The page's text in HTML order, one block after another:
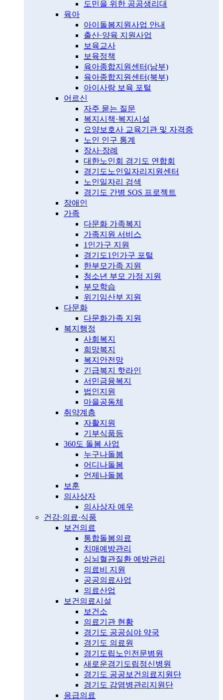
도민을 위한 공공생리대
육아
아이돌봄지원사업 안내
출산·양육 지원사업
보육교사
보육정책
육아종합지원센터(남부)
육아종합지원센터(북부)
아이사랑 보육 포털
어르신
자주 묻는 질문
복지시책·복지시설
요양보호사 교육기관 및 자격증
노인 인구 통계
장사·장례
대한노인회 경기도 연합회
경기도노인일자리지원센터
노인일자리 검색
경기도 간병 SOS 프로젝트
장애인
가족
다문화 가족복지
가족지원 서비스
1인가구 지원
경기도1인가구 포털
한부모가족 지원
청소년 부모 가정 지원
부모학습
위기임산부 지원
다문화
다문화가족 지원
복지행정
사회복지
희망복지
복지안전망
긴급복지 핫라인
서민금융복지
법인지원
마을공동체
취약계층
자활지원
기부식품등
360도 돌봄 사업
누구나돌봄
어디나돌봄
언제나돌봄
보훈
의사상자
의사상자 예우
건강·의료·식품
보건의료
통합돌봄의료
치매예방관리
심뇌혈관질환 예방관리
의료비 지원
공공의료사업
의료산업
보건의료시설
보건소
의료기관 현황
경기도 공공심야 약국
경기도 의료원
경기도립노인전문병원
새로운경기도립정신병원
경기도 공공보건의료지원단
경기도 감염병관리지원단
응급의료